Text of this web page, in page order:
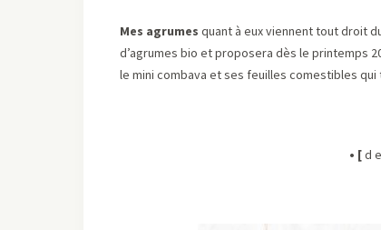
Mes agrumes quant à eux viennent tout droit
d’agrumes bio et proposera dès le printemps
le mini combava et ses feuilles comestibles
• [d e